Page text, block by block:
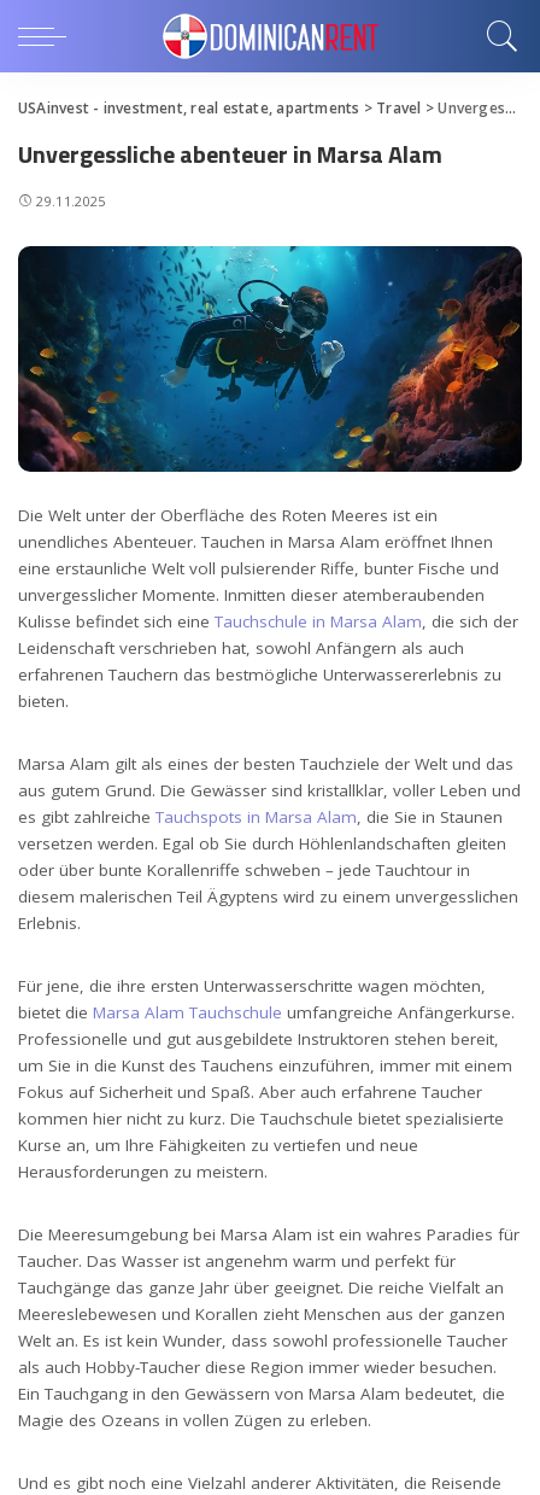
USAinvest - investment, real estate, apartments > Travel >Unvergessliche abenteuer in Marsa Alam
Unvergessliche abenteuer in Marsa Alam
29.11.2025
Die Welt unter der Oberfläche des Roten Meeres ist ein
unendliches Abenteuer.Tauchen in Marsa Alam eröffnet Ihnen
eine erstaunliche Welt voll pulsierender Riffe, bunter Fische und
unvergesslicher Momente. Inmitten dieser atemberaubenden
Kulisse befindet sich eine Tauchschule in Marsa Alam , die sich der
Leidenschaft verschrieben hat, sowohl Anfängern als auch
erfahrenen Tauchern das bestmögliche Unterwassererlebnis zu
bieten.
Marsa Alam gilt als eines der besten Tauchziele der Welt und das
aus gutem Grund. Die Gewässer sind kristallklar, voller Leben und
es gibt zahlreiche Tauchspots in Marsa Alam , die Sie in Staunen
versetzen werden. Egal ob Sie durch Höhlenlandschaften gleiten
oder über bunte Korallenriffe schweben – jede Tauchtour in
diesem malerischen Teil Ägyptens wird zu einem unvergesslichen
Erlebnis.
Für jene, die ihre ersten Unterwasserschritte wagen möchten,
bietet die Marsa Alam Tauchschule umfangreiche Anfängerkurse.
Professionelle und gut ausgebildete Instruktoren stehen bereit,
um Sie in die Kunst des Tauchens einzuführen, immer mit einem
Fokus auf Sicherheit und Spaß. Aber auch erfahrene Taucher
kommen hier nicht zu kurz. Die Tauchschule bietet spezialisierte
Kurse an, um Ihre Fähigkeiten zu vertiefen und neue
Herausforderungen zu meistern.
Die Meeresumgebung bei Marsa Alam ist ein wahres Paradies für
Taucher. Das Wasser ist angenehm warm und perfekt für
Tauchgänge das ganze Jahr über geeignet. Die reiche Vielfalt an
Meereslebewesen und Korallen zieht Menschen aus der ganzen
Welt an. Es ist kein Wunder, dass sowohl professionelle Taucher
als auch Hobby-Taucher diese Region immer wieder besuchen.
Ein Tauchgang in den Gewässern von Marsa Alam bedeutet, die
Magie des Ozeans in vollen Zügen zu erleben.
Und es gibt noch eine Vielzahl anderer Aktivitäten, die Reisende